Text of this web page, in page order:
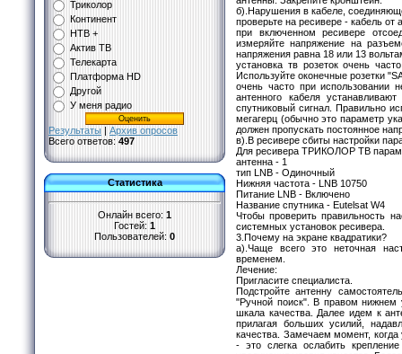
Триколор
Континент
НТВ +
Актив ТВ
Телекарта
Платформа HD
Другой
У меня радио
Результаты | Архив опросов
Всего ответов: 497
Статистика
Онлайн всего: 1
Гостей: 1
Пользователей: 0
б).Нарушения в кабеле,
проверьте на ресивере - кабель
при включенном ресивере
измеряйте напряжение на
напряжения равна 18 или 13
установка тв розеток очень
Используйте оконечные розетки
очень часто при использовании
антенного кабеля
спутниковый сигнал. Правильно
мегагерц (обычно это параметр
должен пропускать постоянное
в).В ресивере сбиты настройки
Для ресивера ТРИКОЛОР ТВ
антенна - 1
тип LNB - Одиночный
Нижняя частота - LNB 10750
Питание LNB - Включено
Название спутника - Eutelsat W4
Чтобы проверить правильность
системных установок ресивера.
3.Почему на экране квадратики?
а).Чаще всего это неточная
временем.
Лечение:
Пригласите специалиста.
Подстройте антенну
"Ручной поиск". В правом нижнем
шкала качества. Далее идем к
прилагая больших усилий,
качества. Замечаем момент, когда
- это слегка ослабить